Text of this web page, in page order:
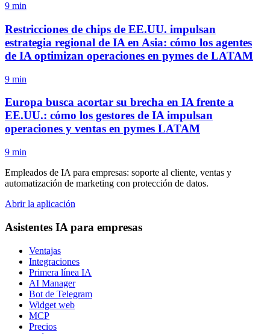
9 min
Restricciones de chips de EE.UU. impulsan
estrategia regional de IA en Asia: cómo los agentes
de IA optimizan operaciones en pymes de LATAM
9 min
Europa busca acortar su brecha en IA frente a
EE.UU.: cómo los gestores de IA impulsan
operaciones y ventas en pymes LATAM
9 min
Empleados de IA para empresas: soporte al cliente, ventas y
automatización de marketing con protección de datos.
Abrir la aplicación
Asistentes IA para empresas
Ventajas
Integraciones
Primera línea IA
AI Manager
Bot de Telegram
Widget web
MCP
Precios